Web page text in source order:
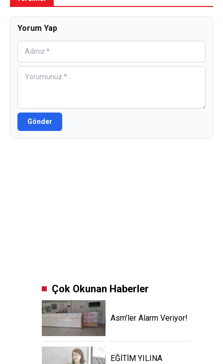
Yorum Yap
Gönder
Çok Okunan Haberler
Asm’ler Alarm Veriyor!
EĞİTİM YILINA